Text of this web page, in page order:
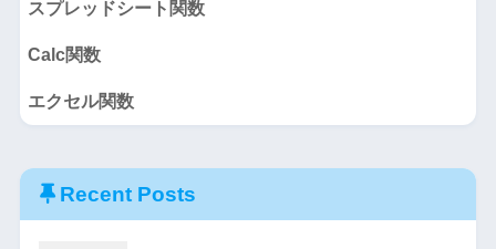
スプレッドシート関数
Calc関数
エクセル関数
Recent Posts